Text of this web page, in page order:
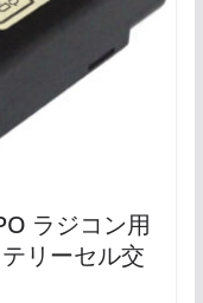
ラジコン用
リーセル交